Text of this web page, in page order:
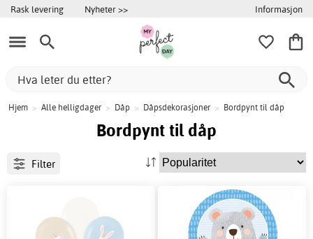
Rask levering Nyheter >> Informasjon
Hjem > Alle helligdager > Dåp > Dåpsdekorasjoner > Bordpynt til dåp
Bordpynt til dåp
Filter